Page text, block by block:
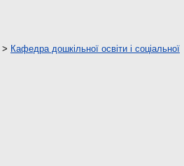
> Кафедра дошкільної освіти і соціальної